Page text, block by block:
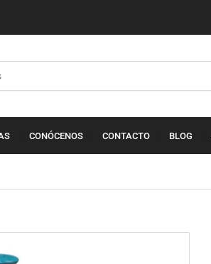
CONÓCENOS CONTACTO BLOG